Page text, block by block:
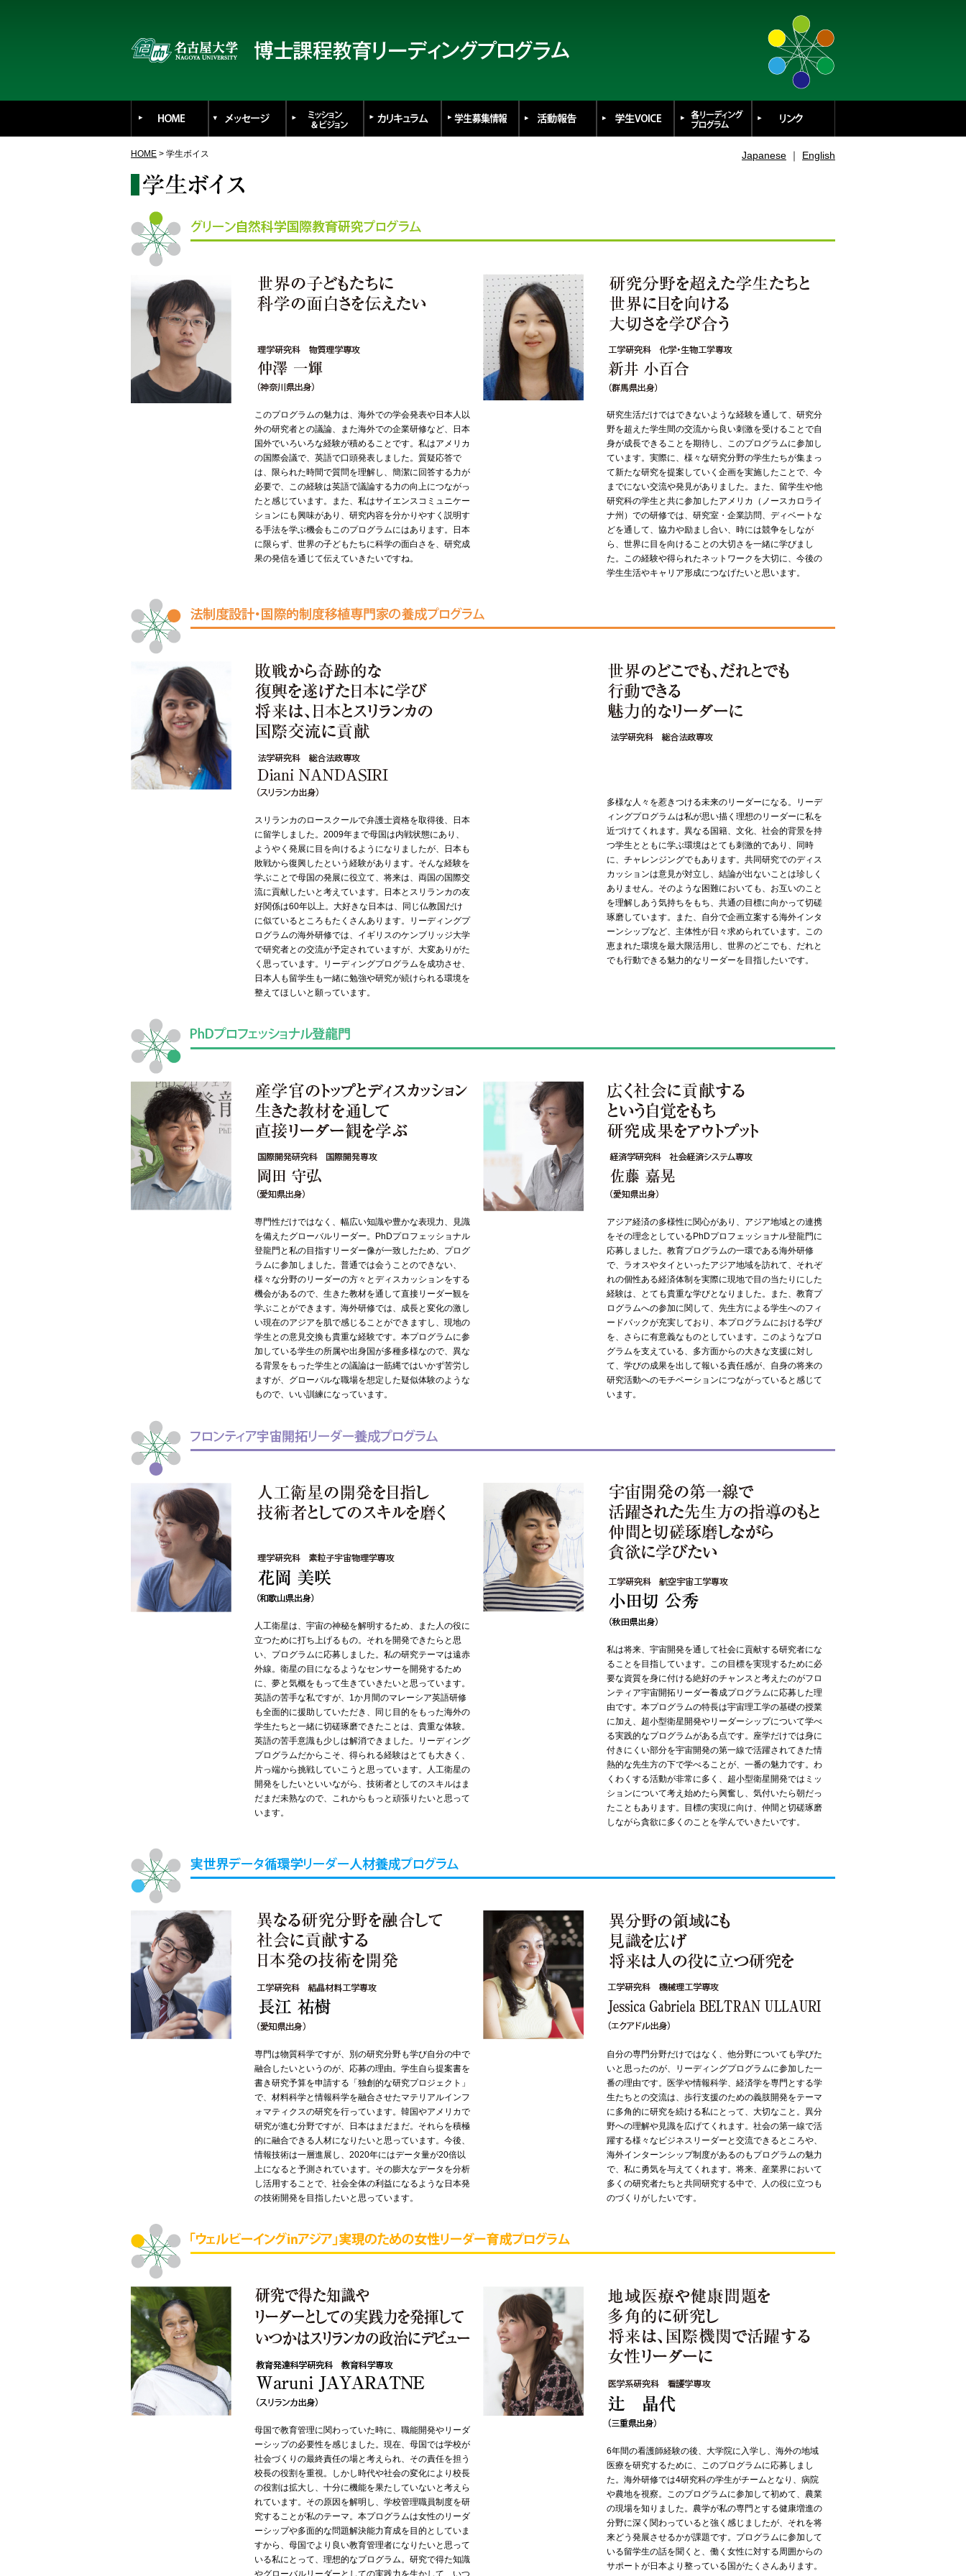
HOME > 学生ボイス Japanese ｜ English
このプログラムの魅力は、海外での学会発表や日本人以
外の研究者との議論、また海外での企業研修など、日本
国外でいろいろな経験が積めることです。私はアメリカ
の国際会議で、英語で口頭発表しました。質疑応答で
は、限られた時間で質問を理解し、簡潔に回答する力が
必要で、この経験は英語で議論する力の向上につながっ
たと感じています。また、私はサイエンスコミュニケー
ションにも興味があり、研究内容を分かりやすく説明す
る手法を学ぶ機会もこのプログラムにはあります。日本
に限らず、世界の子どもたちに科学の面白さを、研究成
果の発信を通じて伝えていきたいですね。
研究生活だけではできないような経験を通して、研究分
野を超えた学生間の交流から良い刺激を受けることで自
身が成長できることを期待し、このプログラムに参加し
ています。実際に、様々な研究分野の学生たちが集まっ
て新たな研究を提案していく企画を実施したことで、今
までにない交流や発見がありました。また、留学生や他
研究科の学生と共に参加したアメリカ（ノースカロライ
ナ州）での研修では、研究室・企業訪問、ディベートな
どを通して、協力や励まし合い、時には競争をしなが
ら、世界に目を向けることの大切さを一緒に学びまし
た。この経験や得られたネットワークを大切に、今後の
学生生活やキャリア形成につなげたいと思います。
スリランカのロースクールで弁護士資格を取得後、日本
に留学しました。2009年まで母国は内戦状態にあり、
ようやく発展に目を向けるようになりましたが、日本も
敗戦から復興したという経験があります。そんな経験を
学ぶことで母国の発展に役立て、将来は、両国の国際交
流に貢献したいと考えています。日本とスリランカの友
好関係は60年以上。大好きな日本は、同じ仏教国だけ
に似ているところもたくさんあります。リーディングプ
ログラムの海外研修では、イギリスのケンブリッジ大学
で研究者との交流が予定されていますが、大変ありがた
く思っています。リーディングプログラムを成功させ、
日本人も留学生も一緒に勉強や研究が続けられる環境を
整えてほしいと願っています。
多様な人々を惹きつける未来のリーダーになる。リーデ
ィングプログラムは私が思い描く理想のリーダーに私を
近づけてくれます。異なる国籍、文化、社会的背景を持
つ学生とともに学ぶ環境はとても刺激的であり、同時
に、チャレンジングでもあります。共同研究でのディス
カッションは意見が対立し、結論が出ないことは珍しく
ありません。そのような困難においても、お互いのこと
を理解しあう気持ちをもち、共通の目標に向かって切磋
琢磨しています。また、自分で企画立案する海外インタ
ーンシップなど、主体性が日々求められています。この
恵まれた環境を最大限活用し、世界のどこでも、だれと
でも行動できる魅力的なリーダーを目指したいです。
専門性だけではなく、幅広い知識や豊かな表現力、見識
を備えたグローバルリーダー。PhDプロフェッショナル
登龍門と私の目指すリーダー像が一致したため、プログ
ラムに参加しました。普通では会うことのできない、
様々な分野のリーダーの方々とディスカッションをする
機会があるので、生きた教材を通して直接リーダー観を
学ぶことができます。海外研修では、成長と変化の激し
い現在のアジアを肌で感じることができますし、現地の
学生との意見交換も貴重な経験です。本プログラムに参
加している学生の所属や出身国が多種多様なので、異な
る背景をもった学生との議論は一筋縄ではいかず苦労し
ますが、グローバルな職場を想定した疑似体験のような
もので、いい訓練になっています。
アジア経済の多様性に関心があり、アジア地域との連携
をその理念としているPhDプロフェッショナル登龍門に
応募しました。教育プログラムの一環である海外研修
で、ラオスやタイといったアジア地域を訪れて、それぞ
れの個性ある経済体制を実際に現地で目の当たりにした
経験は、とても貴重な学びとなりました。また、教育プ
ログラムへの参加に関して、先生方による学生へのフィ
ードバックが充実しており、本プログラムにおける学び
を、さらに有意義なものとしています。このようなプロ
グラムを支えている、多方面からの大きな支援に対し
て、学びの成果を出して報いる責任感が、自身の将来の
研究活動へのモチベーションにつながっていると感じて
います。
人工衛星は、宇宙の神秘を解明するため、また人の役に
立つために打ち上げるもの。それを開発できたらと思
い、プログラムに応募しました。私の研究テーマは遠赤
外線。衛星の目になるようなセンサーを開発するため
に、夢と気概をもって生きていきたいと思っています。
英語の苦手な私ですが、1か月間のマレーシア英語研修
も全面的に援助していただき、同じ目的をもった海外の
学生たちと一緒に切磋琢磨できたことは、貴重な体験。
英語の苦手意識も少しは解消できました。リーディング
プログラムだからこそ、得られる経験はとても大きく、
片っ端から挑戦していこうと思っています。人工衛星の
開発をしたいといいながら、技術者としてのスキルはま
だまだ未熟なので、これからもっと頑張りたいと思って
います。
私は将来、宇宙開発を通して社会に貢献する研究者にな
ることを目指しています。この目標を実現するために必
要な資質を身に付ける絶好のチャンスと考えたのがフロ
ンティア宇宙開拓リーダー養成プログラムに応募した理
由です。本プログラムの特長は宇宙理工学の基礎の授業
に加え、超小型衛星開発やリーダーシップについて学べ
る実践的なプログラムがある点です。座学だけでは身に
付きにくい部分を宇宙開発の第一線で活躍されてきた情
熱的な先生方の下で学べることが、一番の魅力です。わ
くわくする活動が非常に多く、超小型衛星開発ではミッ
ションについて考え始めたら興奮し、気付いたら朝だっ
たこともあります。目標の実現に向け、仲間と切磋琢磨
しながら貪欲に多くのことを学んでいきたいです。
専門は物質科学ですが、別の研究分野も学び自分の中で
融合したいというのが、応募の理由。学生自ら提案書を
書き研究予算を申請する「独創的な研究プロジェクト」
で、材料科学と情報科学を融合させたマテリアルインフ
ォマティクスの研究を行っています。韓国やアメリカで
研究が進む分野ですが、日本はまだまだ。それらを積極
的に融合できる人材になりたいと思っています。今後、
情報技術は一層進展し、2020年にはデータ量が20倍以
上になると予測されています。その膨大なデータを分析
し活用することで、社会全体の利益になるような日本発
の技術開発を目指したいと思っています。
自分の専門分野だけではなく、他分野についても学びた
いと思ったのが、リーディングプログラムに参加した一
番の理由です。医学や情報科学、経済学を専門とする学
生たちとの交流は、歩行支援のための義肢開発をテーマ
に多角的に研究を続ける私にとって、大切なこと。異分
野への理解や見識を広げてくれます。社会の第一線で活
躍する様々なビジネスリーダーと交流できるところや、
海外インターンシップ制度があるのもプログラムの魅力
で、私に勇気を与えてくれます。将来、産業界において
多くの研究者たちと共同研究する中で、人の役に立つも
のづくりがしたいです。
母国で教育管理に関わっていた時に、職能開発やリーダ
ーシップの必要性を感じました。現在、母国では学校が
社会づくりの最終責任の場と考えられ、その責任を担う
校長の役割を重視。しかし時代や社会の変化により校長
の役割は拡大し、十分に機能を果たしていないと考えら
れています。その原因を解明し、学校管理職員制度を研
究することが私のテーマ。本プログラムは女性のリーダ
ーシップや多面的な問題解決能力育成を目的としていま
すから、母国でより良い教育管理者になりたいと思って
いる私にとって、理想的なプログラム。研究で得た知識
6年間の看護師経験の後、大学院に入学し、海外の地域
医療を研究するために、このプログラムに応募しまし
た。海外研修では4研究科の学生がチームとなり、病院
や農地を視察。このプログラムに参加して初めて、農業
の現場を知りました。農学が私の専門とする健康増進の
分野に深く関わっていると強く感じましたが、それを将
来どう発展させるかが課題です。プログラムに参加して
いる留学生の話を聞くと、働く女性に対する周囲からの
サポートが日本より整っている国がたくさんあります。